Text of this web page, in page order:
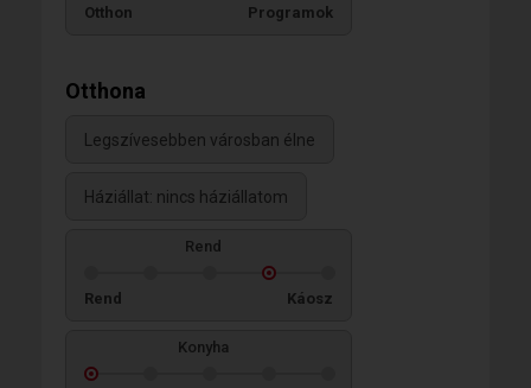
Otthon Programok
Otthona
Legszívesebben városban élne
Háziállat: nincs háziállatom
Rend
Rend Káosz
Konyha